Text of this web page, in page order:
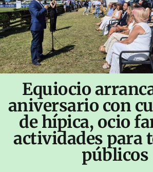
Equiocio
aniversario con
de hípica, ocio
actividades para
públicos